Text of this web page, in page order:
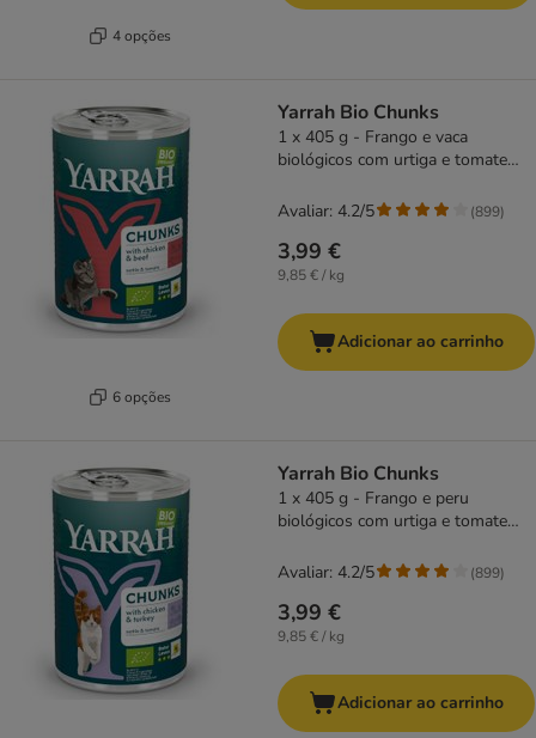
4 opções
6 opções
Yarrah Bio Chunks
1 x 405 g - Frango e vaca
biológicos com urtiga e tomate
3,99 €
9,85 € / kg
Avaliar: 4.2/5 (899)
Adicionar ao carrinho
Yarrah Bio Chunks
1 x 405 g - Frango e peru
biológicos com urtiga e tomate
3,99 €
9,85 € / kg
Avaliar: 4.2/5 (899)
Adicionar ao carrinho